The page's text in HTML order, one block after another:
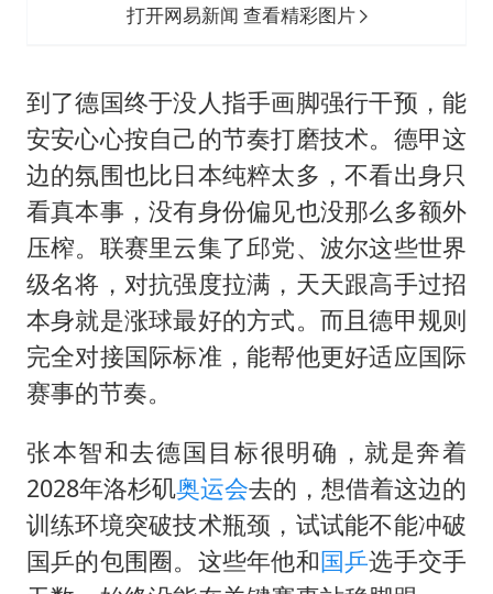
打开网易新闻 查看精彩图片
到了德国终于没人指手画脚强行干预，能
安安心心按自己的节奏打磨技术。德甲这
边的氛围也比日本纯粹太多，不看出身只
看真本事，没有身份偏见也没那么多额外
压榨。联赛里云集了邱党、波尔这些世界
级名将，对抗强度拉满，天天跟高手过招
本身就是涨球最好的方式。而且德甲规则
完全对接国际标准，能帮他更好适应国际
赛事的节奏。
张本智和去德国目标很明确，就是奔着
2028年洛杉矶奥运会去的，想借着这边的
训练环境突破技术瓶颈，试试能不能冲破
国乒的包围圈。这些年他和国乒选手交手